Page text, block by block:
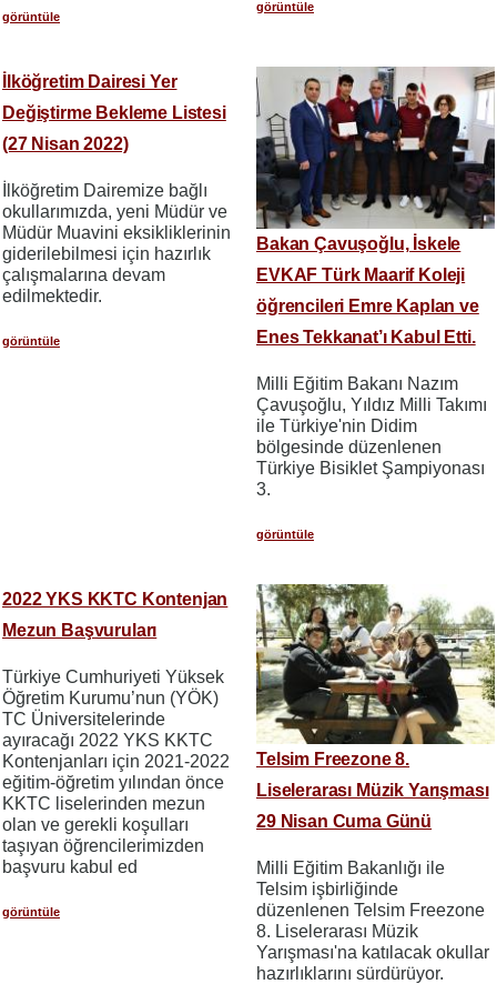
görüntüle
görüntüle
İlköğretim Dairesi Yer
Değiştirme Bekleme Listesi
(27 Nisan 2022)
İlköğretim Dairemize bağlı
okullarımızda, yeni Müdür ve
Müdür Muavini eksikliklerinin
giderilebilmesi için hazırlık
çalışmalarına devam
edilmektedir.
görüntüle
Bakan Çavuşoğlu, İskele
EVKAF Türk Maarif Koleji
öğrencileri Emre Kaplan ve
Enes Tekkanat’ı Kabul Etti.
Milli Eğitim Bakanı Nazım
Çavuşoğlu, Yıldız Milli Takımı
ile Türkiye'nin Didim
bölgesinde düzenlenen
Türkiye Bisiklet Şampiyonası
3.
görüntüle
2022 YKS KKTC Kontenjan
Mezun Başvuruları
Türkiye Cumhuriyeti Yüksek
Öğretim Kurumu’nun (YÖK)
TC Üniversitelerinde
ayıracağı 2022 YKS KKTC
Kontenjanları için 2021-2022
eğitim-öğretim yılından önce
KKTC liselerinden mezun
olan ve gerekli koşulları
taşıyan öğrencilerimizden
başvuru kabul ed
görüntüle
Telsim Freezone 8.
Liselerarası Müzik Yarışması
29 Nisan Cuma Günü
Milli Eğitim Bakanlığı ile
Telsim işbirliğinde
düzenlenen Telsim Freezone
8. Liselerarası Müzik
Yarışması'na katılacak okullar
hazırlıklarını sürdürüyor.